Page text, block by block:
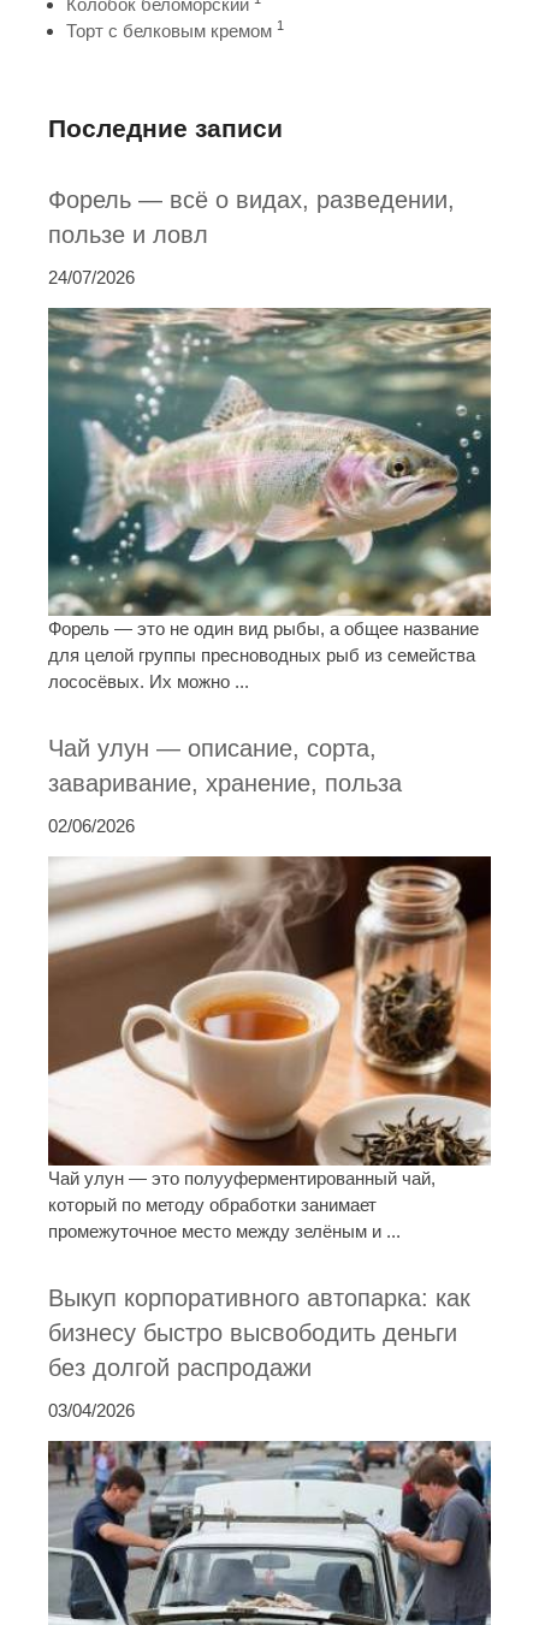
Колобок беломорский
Торт с белковым кремом 1
Последние записи
Форель — всё о видах, разведении,
пользе и ловл
24/07/2026
Форель — это не один вид рыбы, а общее название
для целой группы пресноводных рыб из семейства
лососёвых. Их можно ...
Чай улун — описание, сорта,
заваривание, хранение, польза
02/06/2026
Чай улун — это полууферментированный чай,
который по методу обработки занимает
промежуточное место между зелёным и ...
Выкуп корпоративного автопарка: как
бизнесу быстро высвободить деньги
без долгой распродажи
03/04/2026